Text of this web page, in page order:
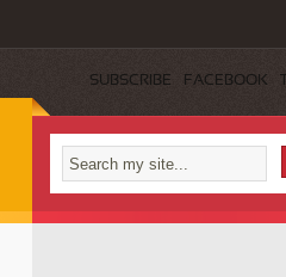
SUBSCRIBE FACEBOOK